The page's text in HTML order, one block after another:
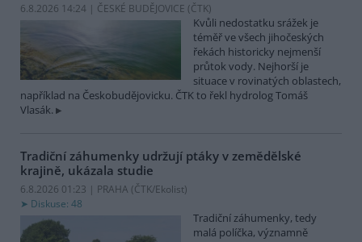
6.8.2026 14:24 | ČESKÉ BUDĚJOVICE (ČTK)
Kvůli nedostatku srážek je
téměř ve všech jihočeských
řekách historicky nejmenší
průtok vody. Nejhorší je
situace v rovinatých oblastech,
například na Českobudějovicku. ČTK to řekl hydrolog Tomáš
Vlasák.
Tradiční záhumenky udržují ptáky v zemědělské
krajině, ukázala studie
6.8.2026 01:23 | PRAHA (ČTK/Ekolist)
Diskuse: 48
Tradiční záhumenky, tedy
malá políčka, významně